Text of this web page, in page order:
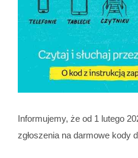
Informujemy, że od 1 lutego
zgłoszenia na darmowe kody